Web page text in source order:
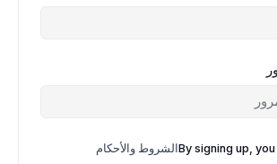
By signing up,الشروط والأحكام